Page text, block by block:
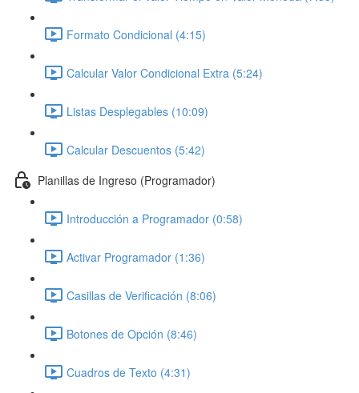
Formato Condicional (4:15)
Calcular Valor Condicional Extra (5:24)
Listas Desplegables (10:09)
Calcular Descuentos (5:42)
Planillas de Ingreso (Programador)
Introducción a Programador (0:58)
Activar Programador (1:36)
Casillas de Verificación (8:06)
Botones de Opción (8:46)
Cuadros de Texto (4:31)